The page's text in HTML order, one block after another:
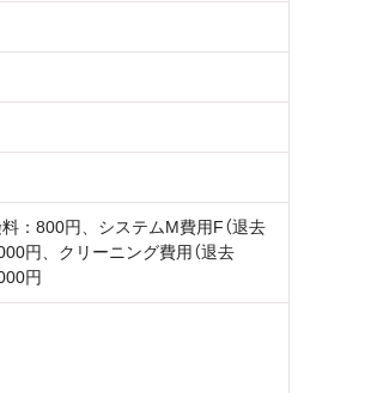
：800円、システムM費用F（退去
円、クリーニング費用（退去
円